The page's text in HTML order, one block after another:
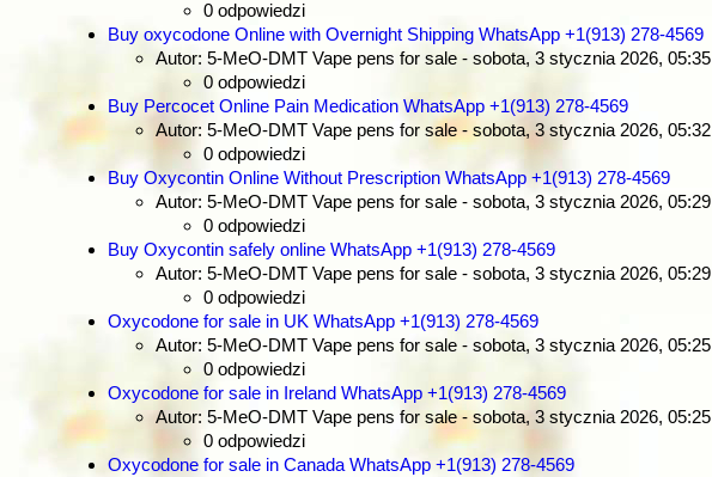
0 odpowiedzi
Buy oxycodone Online with Overnight Shipping WhatsApp +1(913) 278-4569
Autor: 5-MeO-DMT Vape pens for sale - sobota, 3 stycznia 2026, 05:35
0 odpowiedzi
Buy Percocet Online Pain Medication WhatsApp +1(913) 278-4569
Autor: 5-MeO-DMT Vape pens for sale - sobota, 3 stycznia 2026, 05:32
0 odpowiedzi
Buy Oxycontin Online Without Prescription WhatsApp +1(913) 278-4569
Autor: 5-MeO-DMT Vape pens for sale - sobota, 3 stycznia 2026, 05:29
0 odpowiedzi
Buy Oxycontin safely online WhatsApp +1(913) 278-4569
Autor: 5-MeO-DMT Vape pens for sale - sobota, 3 stycznia 2026, 05:29
0 odpowiedzi
Oxycodone for sale in UK WhatsApp +1(913) 278-4569
Autor: 5-MeO-DMT Vape pens for sale - sobota, 3 stycznia 2026, 05:25
0 odpowiedzi
Oxycodone for sale in Ireland WhatsApp +1(913) 278-4569
Autor: 5-MeO-DMT Vape pens for sale- sobota, 3 stycznia 2026, 05:25
0 odpowiedzi
Oxycodone for sale in Canada WhatsApp +1(913) 278-4569